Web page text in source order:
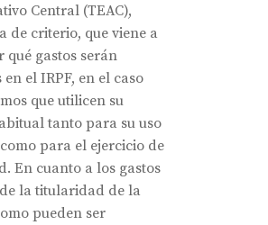
Central (TEAC),
de criterio, que viene a
qué gastos serán
el IRPF, en el caso
que utilicen su
tanto para su uso
para el ejercicio de
En cuanto a los gastos
la titularidad de la
pueden ser